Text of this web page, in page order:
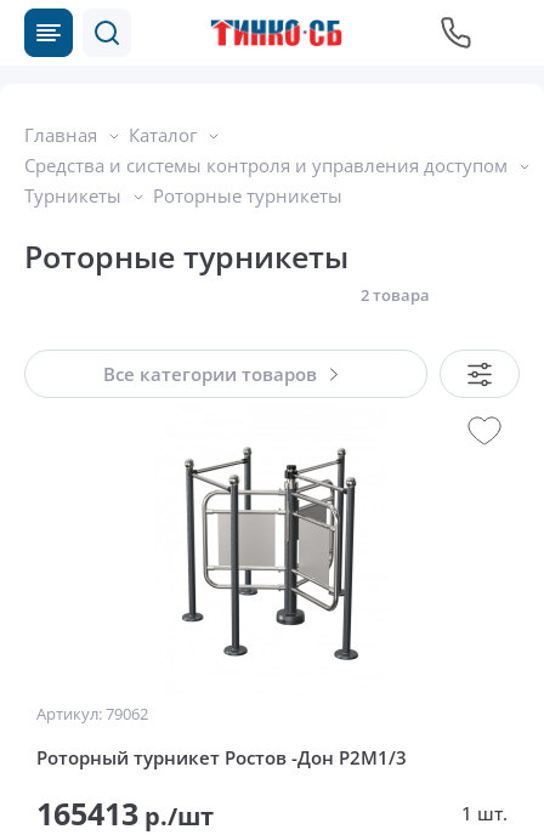
Главная
Каталог
Средства и системы контроля и управления доступом
Турникеты
Роторные турникеты
Роторные турникеты
2 товара
Все категории товаров
Артикул: 79062
Роторный турникет Ростов -Дон Р2М1/3
165413 р./шт 1 шт.